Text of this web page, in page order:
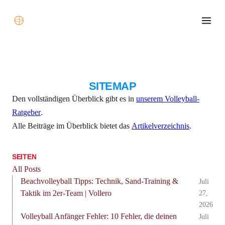
SITEMAP
Den vollständigen Überblick gibt es in unserem Volleyball-
Ratgeber.
Alle Beiträge im Überblick bietet das Artikelverzeichnis.
SEITEN
All Posts
Beachvolleyball Tipps: Technik, Sand-Training &
Taktik im 2er-Team | Vollero
Juli
27,
2026
Volleyball Anfänger Fehler: 10 Fehler, die deinen
Juli